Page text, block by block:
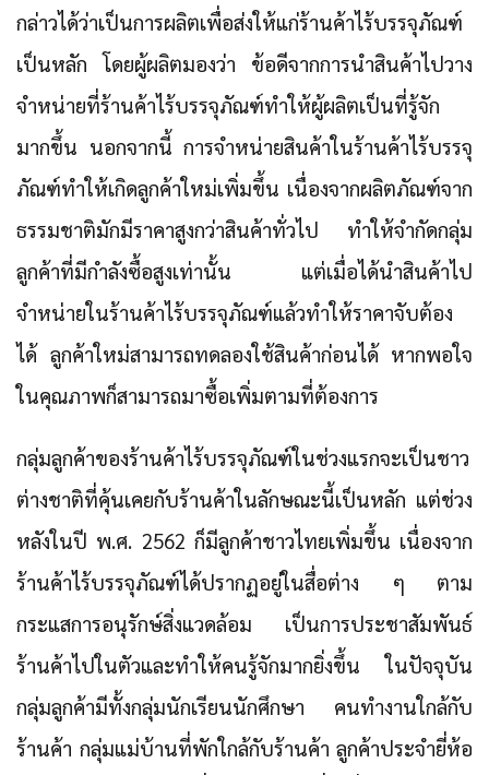
กล่าวได้ว่าเป็นการผลิตเพื่อส่งให้แก่ร้านค้าไร้บรรจุภัณฑ์
เป็นหลัก โดยผู้ผลิตมองว่า ข้อดีจากการนำสินค้าไปวาง
จำหน่ายที่ร้านค้าไร้บรรจุภัณฑ์ทำให้ผู้ผลิตเป็นที่รู้จัก
มากขึ้น นอกจากนี้ การจำหน่ายสินค้าในร้านค้าไร้บรรจุ
ภัณฑ์ทำให้เกิดลูกค้าใหม่เพิ่มขึ้น เนื่องจากผลิตภัณฑ์จาก
ธรรมชาติมักมีราคาสูงกว่าสินค้าทั่วไป ทำให้จำกัดกลุ่ม
ลูกค้าที่มีกำลังซื้อสูงเท่านั้น แต่เมื่อได้นำสินค้าไป
จำหน่ายในร้านค้าไร้บรรจุภัณฑ์แล้วทำให้ราคาจับต้อง
ได้ ลูกค้าใหม่สามารถทดลองใช้สินค้าก่อนได้ หากพอใจ
ในคุณภาพก็สามารถมาซื้อเพิ่มตามที่ต้องการ
กลุ่มลูกค้าของร้านค้าไร้บรรจุภัณฑ์ในช่วงแรกจะเป็นชาว
ต่างชาติที่คุ้นเคยกับร้านค้าในลักษณะนี้เป็นหลัก แต่ช่วง
หลังในปี พ.ศ. 2562 ก็มีลูกค้าชาวไทยเพิ่มขึ้น เนื่องจาก
ร้านค้าไร้บรรจุภัณฑ์ได้ปรากฏอยู่ในสื่อต่าง ๆ ตาม
กระแสการอนุรักษ์สิ่งแวดล้อม เป็นการประชาสัมพันธ์
ร้านค้าไปในตัวและทำให้คนรู้จักมากยิ่งขึ้น ในปัจจุบัน
กลุ่มลูกค้ามีทั้งกลุ่มนักเรียนนักศึกษา คนทำงานใกล้กับ
ร้านค้า กลุ่มแม่บ้านที่พักใกล้กับร้านค้า ลูกค้าประจำยี่ห้อ